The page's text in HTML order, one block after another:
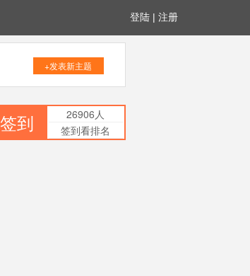
登陆 | 注册
+发表新主题
签到
26906人
签到看排名